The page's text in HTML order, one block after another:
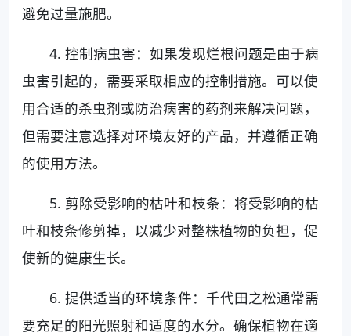
避免过量施肥。
4. 控制病虫害：如果发现烂根问题是由于病
虫害引起的，需要采取相应的控制措施。可以使
用合适的杀虫剂或防治病害的药剂来解决问题，
但需要注意选择对环境友好的产品，并遵循正确
的使用方法。
5. 剪除受影响的枯叶和枝条：将受影响的枯
叶和枝条修剪掉，以减少对整株植物的负担，促
使新的健康生长。
6. 提供适当的环境条件：千代田之松通常需
要充足的阳光照射和适度的水分。确保植物在適